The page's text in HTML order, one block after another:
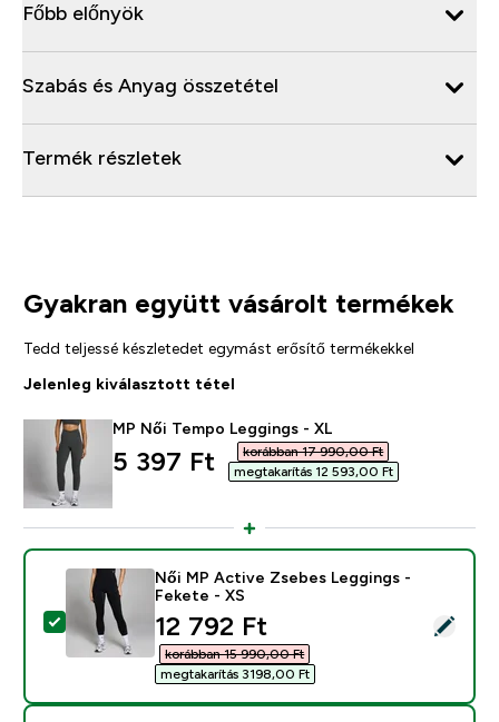
Főbb előnyök
Szabás és Anyag összetétel
Termék részletek
Gyakran együtt vásárolt termékek
Tedd teljessé készletedet egymást erősítő termékekkel
Jelenleg kiválasztott tétel
MP Női Tempo Leggings - XL
discounted price
5 397 Ft‎
korábban 17 990,00 Ft‎
megtakarítás 12 593,00 Ft‎
Termék kiválasztása - Női MP Active Zsebes
Női MP Active Zsebes Leggings -
Fekete - XS
discounted price
12 792 Ft‎
korábban 15 990,00 Ft‎
megtakarítás 3198,00 Ft‎